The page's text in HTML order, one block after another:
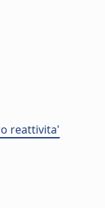
reattivita'